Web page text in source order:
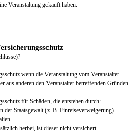
Veranstaltung gekauft haben.
wenn die Veranstaltung vom Veranstalter
aus anderen den Veranstalter betreffenden Gründen
für Schäden, die entstehen durch:
der Staatsgewalt (z. B. Einreiseverweigerung)
herbei, ist dieser nicht versichert.